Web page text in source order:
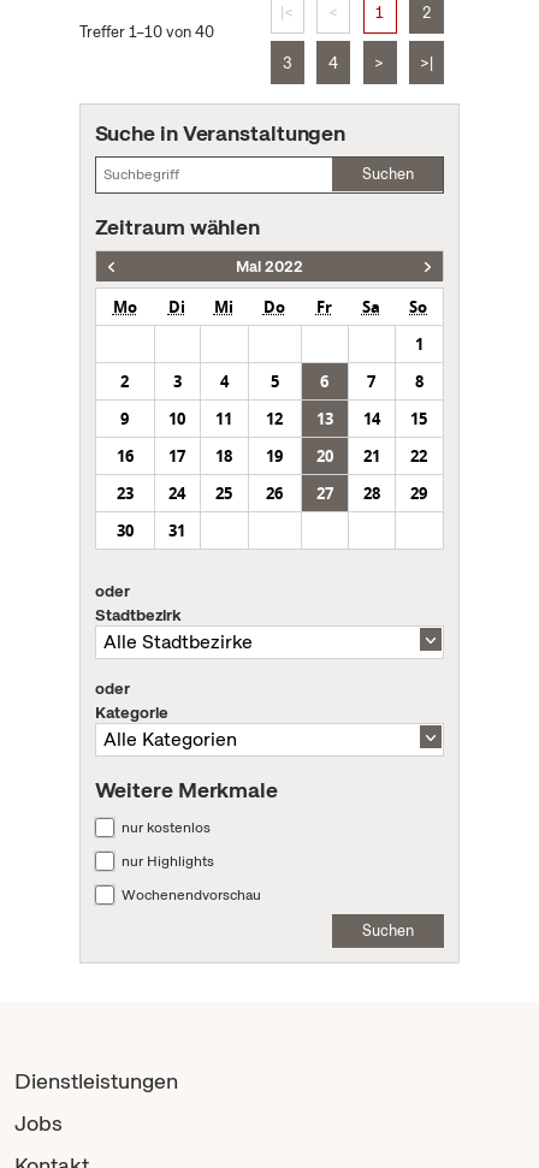
Treffer 1–10 von 40
|< < 1 2
3 4 > >|
Suche in Veranstaltungen
Suchen
Zeitraum wählen
Mai 2022
Mo Di Mi Do Fr Sa
So
1
2
3 4 5 6 7
8
9
10 11 12 13 14
15
16
17 18 19 20 21
22
23
24 25 26 27 28
29
30
31
oder
Stadtbezirk
oder
Kategorie
Weitere Merkmale
nur kostenlos
nur Highlights
Wochenendvorschau
Suchen
Dienstleistungen
Jobs